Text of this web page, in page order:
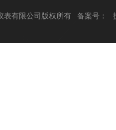
表有限公司版权所有 备案号：